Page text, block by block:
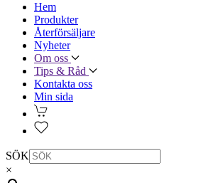
Hem
Produkter
Återförsäljare
Nyheter
Om oss
Tips & Råd
Kontakta oss
Min sida
SÖK
×